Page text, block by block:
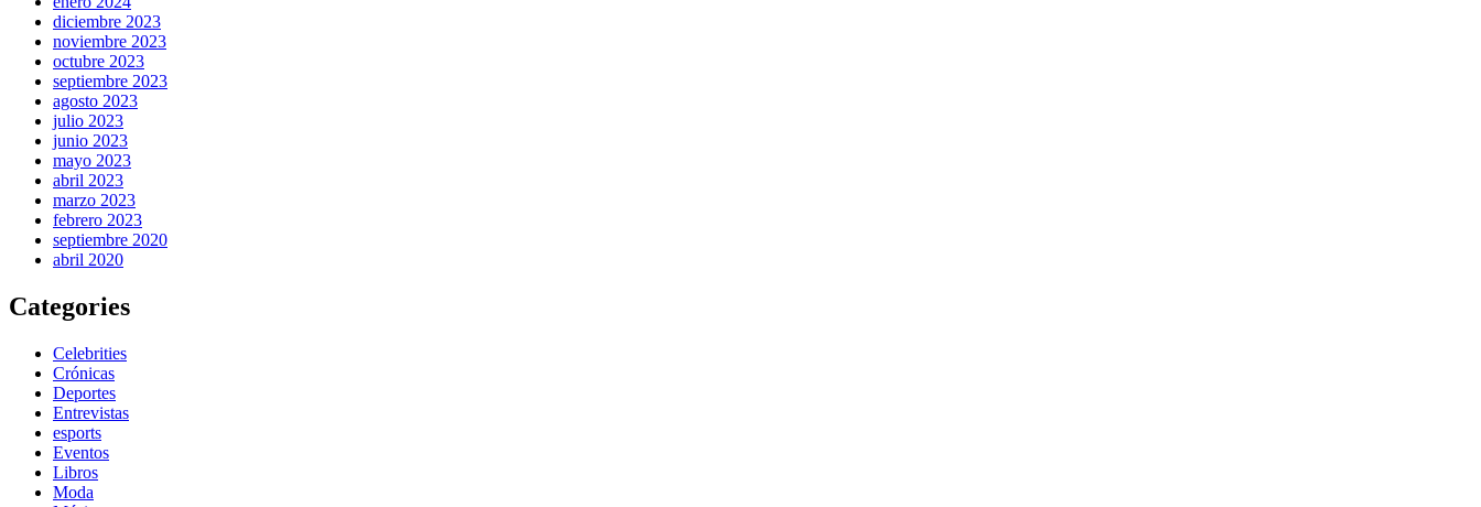
diciembre 2023
noviembre 2023
octubre 2023
septiembre 2023
agosto 2023
julio 2023
junio 2023
mayo 2023
abril 2023
marzo 2023
febrero 2023
septiembre 2020
abril 2020
Categories
Celebrities
Crónicas
Deportes
Entrevistas
esports
Eventos
Libros
Moda